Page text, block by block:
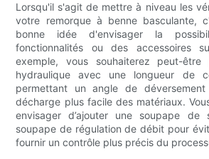
Lorsqu'il s'agit de mettre à niveau les
votre remorque à benne basculante,
bonne idée d'envisager la
fonctionnalités ou des accessoires
exemple, vous souhaiterez peut-
hydraulique avec une longueur de
permettant un angle de
décharge plus facile des matériaux.
envisager d’ajouter une soupape de
soupape de régulation de débit pour
fournir un contrôle plus précis du